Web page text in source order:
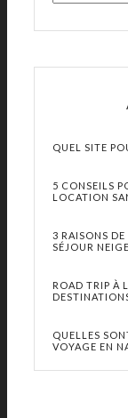
QUEL SITE
5 CONSEILS
LOCATION
3 RAISONS DE
SÉJOUR NEIGE
ROAD TRIP À
QUELLES
VOYAGE EN